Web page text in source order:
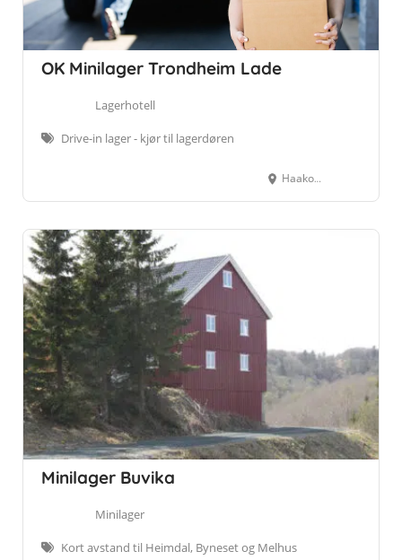
OK Minilager Trondheim Lade
Lagerhotell
Drive-in lager - kjør til lagerdøren
Haakon VIIs gate 23C, 7041 Trondheim
Minilager Buvika
Minilager
Kort avstand til Heimdal, Byneset og Melhus